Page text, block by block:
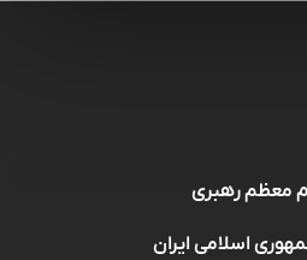
معظم رهبری
اسلامی ایران